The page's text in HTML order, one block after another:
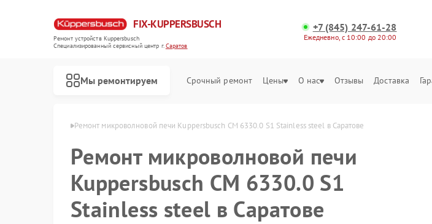
FIX-KUPPERSBUSCH
Ремонт устройств Kuppersbusch
Специализированный cервисный центр г.Саратов
+7 (845) 247-61-28
Ежедневно, с 10:00 до 20:00
Мы ремонтируем Срочный ремонт Цены О нас Отзывы Доставка
Ремонт микроволновой печи Kuppersbusch CM 6330.0 S1 Stainless steel в Саратове
Ремонт микроволновой печи
Kuppersbusch CM 6330.0 S1
Stainless steel в Саратове